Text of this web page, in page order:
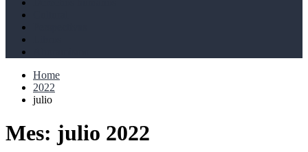
Home
2022
julio
Mes: julio 2022